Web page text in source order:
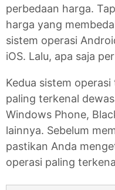
perbedaan harga.
harga yang
sistem operasi
iOS. Lalu, apa saja
Kedua sistem
paling terkenal
Windows Phone,
lainnya. Sebelum
pastikan Anda
operasi paling